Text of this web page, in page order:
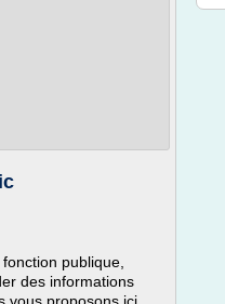
publique,
des informations